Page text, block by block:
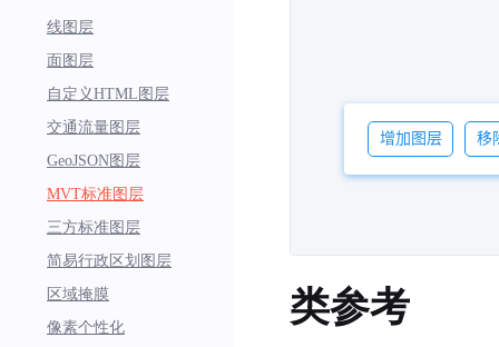
线图层
面图层
自定义HTML图层
交通流量图层
GeoJSON图层
MVT标准图层
三方标准图层
简易行政区划图层
区域掩膜
像素个性化
类参考